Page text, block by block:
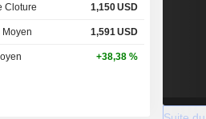
Cloture 1,150USD
Moyen 1,591 USD
+38,38 %